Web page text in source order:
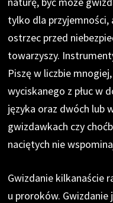
tylko dla przyjemności,
ostrzec przed
towarzyszy.
Piszę w liczbie
wyciskanego z płuc w
języka oraz dwóch lub
gwizdawkach czy
naciętych nie
Gwizdanie kilkanaście
u proroków. Gwizdanie